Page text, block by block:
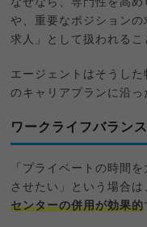
なぜなら、専門性を高
や、重要なポジション
求人」として扱われるこ
エージェントはそうし
のキャリアプランに沿っ
ワークライフバラン
「プライベートの時間
させたい」という場合は
センターの併用が効果的